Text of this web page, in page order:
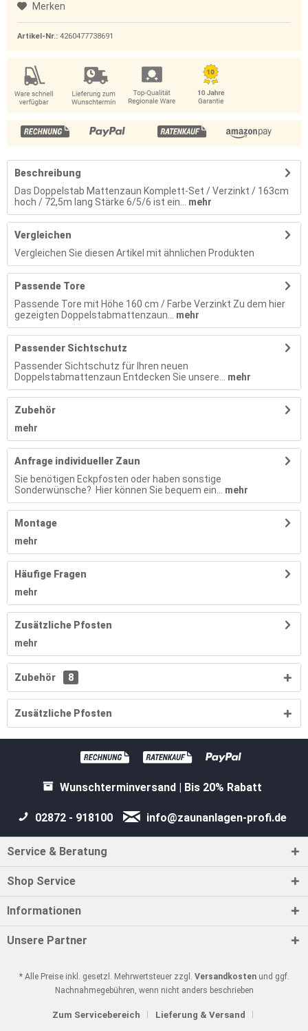
Merken
Artikel-Nr.: 4260477738691
Beschreibung
Das Doppelstab Mattenzaun Komplett-Set / Verzinkt / 163cm
hoch / 72,5m lang Stärke 6/5/6 ist ein...
mehr
Vergleichen
Vergleichen Sie diesen Artikel mit ähnlichen Produkten
Passende Tore
Passende Tore mit Höhe 160 cm / Farbe Verzinkt Zu dem hier
gezeigten Doppelstabmattenzaun...
mehr
Passender Sichtschutz
Passender Sichtschutz für Ihren neuen
Doppelstabmattenzaun Entdecken Sie unsere...
mehr
Zubehör
mehr
Anfrage individueller Zaun
Sie benötigen Eckpfosten oder haben sonstige
Sonderwünsche? Hier können Sie bequem ein...
mehr
Montage
mehr
Häufige Fragen
mehr
Zusätzliche Pfosten
mehr
Zubehör 8
Zusätzliche Pfosten
Wunschterminversand | Bis 20% Rabatt
02872 - 918100 info@zaunanlagen-profi.de
Service & Beratung
Shop Service
Informationen
Unsere Partner
* Alle Preise inkl. gesetzl. Mehrwertsteuer zzgl. Versandkostenund ggf.
Nachnahmegebühren, wenn nicht anders beschrieben
Zum Servicebereich Lieferung & Versand